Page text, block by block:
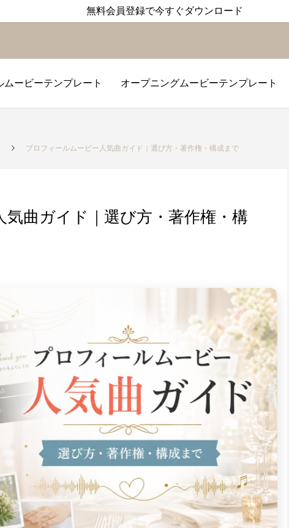
無料会員登録で今すぐダウンロード
ムービーテンプレート オープニングムービーテンプレート
ビーテンプレート – wisper
ド｜BGM市販CDとISUMルール
プロフィールムービーで感謝
おすすめ25選｜両親・ゲスト
プレート – request
完全ガイド｜OP専用5タイプ・無料/有
較・カスタマイズ術【2026】
結婚式オープニングムービー
ント文例集｜クスッと笑える
ないコツ
ンプレート – weddingram
権と選曲ガイド
結婚式エンドロールの感謝メ
100選｜ゲスト・両親・上司別
プロフィールムービー人気曲ガイド｜選び方・著作権・構成まで
曲ガイド｜選び方・著作権・構